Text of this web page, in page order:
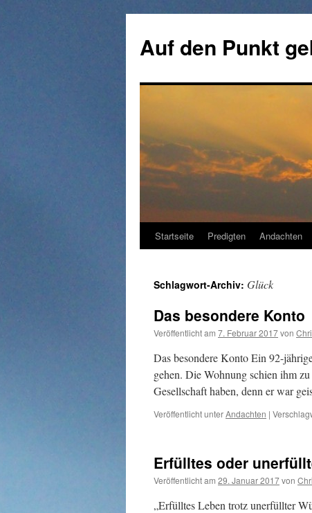
springen
Auf den Punkt
Startseite Predigten Andachten
Schlagwort-Archiv: Glück
Das besondere Konto
Veröffentlicht am 7. Februar 2017von
Das besondere Konto Ein 92-
gehen. Die Wohnung schien ihm
Gesellschaft haben, denn er war
Veröffentlicht unterAndachten |
Erfülltes oder
Veröffentlicht am 29. Januar 2017von
„Erfülltes Leben trotz unerfüllter